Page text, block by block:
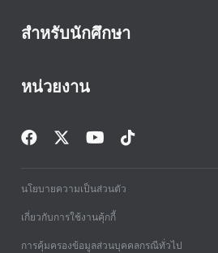
สำหรับนักศึกษา
หน่วยงาน
นโยบายความเป็นส่วนตัว
เกี่ยวกับการใช้งานคุ้กกี้
การคุ้มครองข้อมูลส่วนบุคคลกรณีทั่วไป